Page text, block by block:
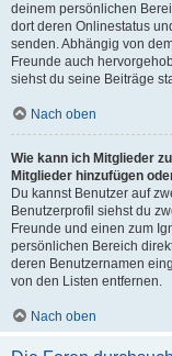
deinem persönlichen
dort deren Onlinestatus
senden. Abhängig von
Freunde auch
siehst du seine Beiträge
Nach oben
Wie kann ich Mitglieder
Mitglieder hinzufügen
Du kannst Benutzer auf
Benutzerprofil siehst du
Freunde und einen zum
persönlichen Bereich
deren Benutzernamen
von den Listen entfernen.
Nach oben